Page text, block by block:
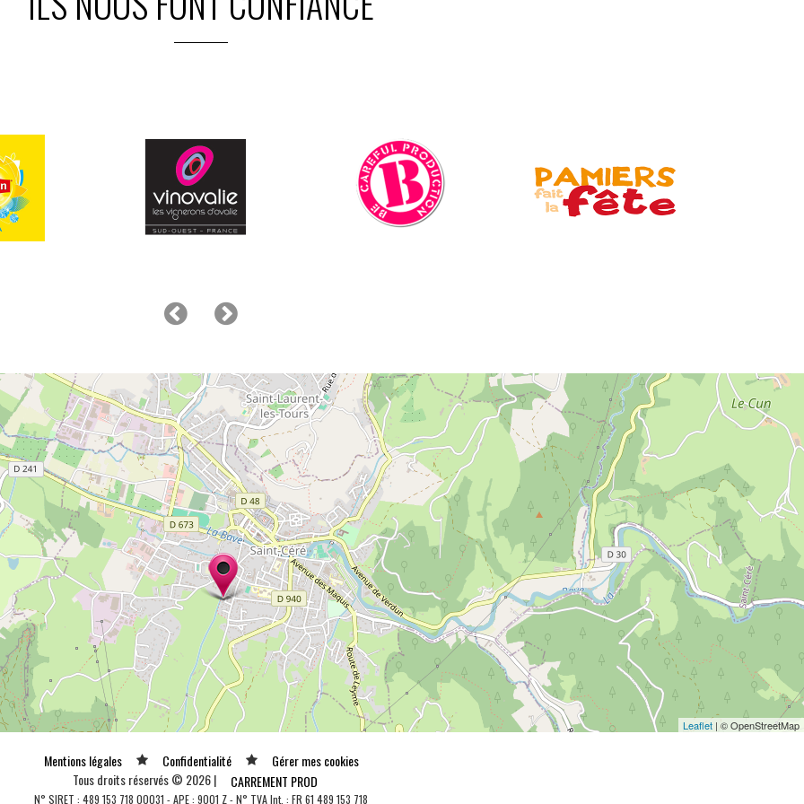
Leaflet | © OpenStreetMap
Mentions légales Confidentialité
Gérer mes cookies
Tous droits réservés © 2026 |
CARREMENT PROD
N° SIRET : 489 153 718 00031 - APE : 9001 Z - N° TVA Int. : FR 61 489 153 718